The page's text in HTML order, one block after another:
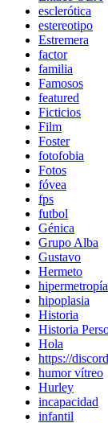
esclerótica
estereotipo
Estremera
factor
familia
Famosos
featured
Ficticios
Film
Foster
fotofobia
Fotos
fóvea
fps
futbol
Génica
Grupo Alba
Gustavo
Hermeto
hipermetropía
hipoplasia
Historia
Historia
Hola
https://
humor vítreo
Hurley
incapacidad
infantil